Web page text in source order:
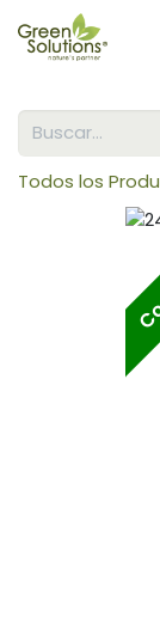
Todos los